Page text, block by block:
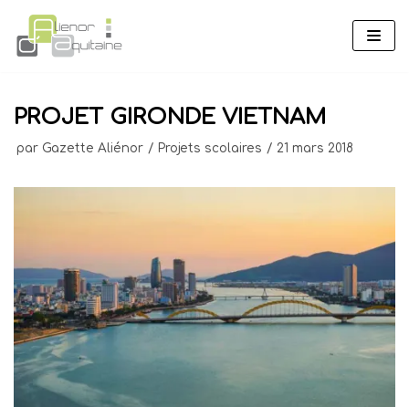
Aller
au
PROJET GIRONDE VIETNAM
par Gazette Aliénor Projets scolaires 21 mars 2018